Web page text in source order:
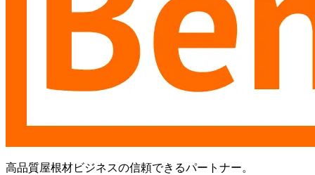
高品質屋根材ビジネスの信頼できるパートナー。